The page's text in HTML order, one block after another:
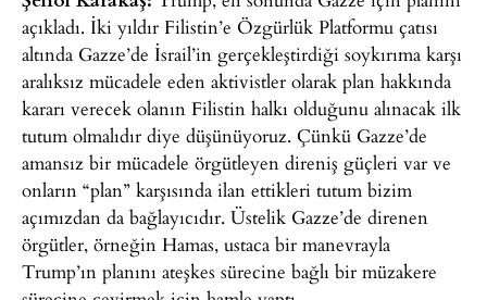
açıkladı. İki yıldır Filistin’e Özgürlük Platformu çatısı
altında Gazze’de İsrail’in gerçekleştirdiği soykırıma karşı
aralıksız mücadele eden aktivistler olarak plan hakkında
kararı verecek olanın Filistin halkı olduğunu alınacak ilk
tutum olmalıdır diye düşünüyoruz. Çünkü Gazze’de
amansız bir mücadele örgütleyen direniş güçleri var ve
onların “plan” karşısında ilan ettikleri tutum bizim
açımızdan da bağlayıcıdır. Üstelik Gazze’de direnen
örgütler, örneğin Hamas, ustaca bir manevrayla
Trump’ın planını ateşkes sürecine bağlı bir müzakere